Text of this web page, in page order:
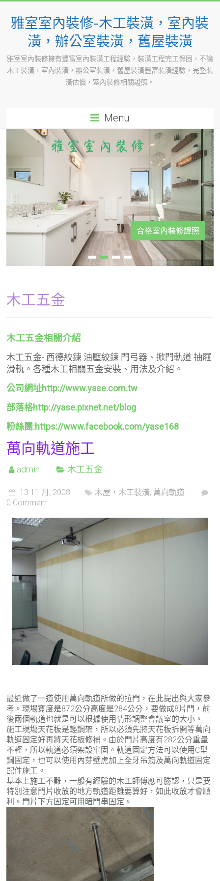
content
雅室室內裝修-木工裝潢，室內裝
潢，辦公室裝潢，舊屋裝潢
雅室室內裝修擁有豐富室內裝潢工程經驗，裝潢工程完工保固，不論
木工裝潢，室內裝潢，辦公室裝潢，舊屋裝潢豐富裝潢經驗，完整裝
潢估價，室內裝修相關證照。
Menu
合格室內裝修證照
木工五金
木工五金相關介紹
木工五金- 西德絞鍊 油壓絞鍊 門弓器、掀門軌道 抽屜
滑軌。各種木工相關五金安裝、用法及介紹。
公司網址http://www.yase.com.tw
部落格http://yase.pixnet.net/blog
粉絲團:https://www.facebook.com/yase168
萬向軌道施工
admin 木工五金
13 11 月, 2008 木屋，木工裝潢, 萬向軌道
0 Comment
最近做了一道使用萬向軌道所做的拉門，在此提出與大家參
考。現場寬度是872公分高度是284公分，要做成8片門，前
後兩個軌道也就是可以根據使用情形調整會議室的大小。
施工現塲天花板是輕鋼架，所以必須先將天花板拆開等萬向
軌道固定好再將天花板修補。由於門片高度有282公分重量
不輕，所以軌道必須架設牢固。軌道固定方法可以使用C型
鋼固定，也可以使用內芽壁虎加上全牙吊筋及萬向軌道固定
配件施工。
基本上施工不難，一般有經驗的木工師傅應可勝認，只是要
特別注意門片收放的地方軌道距離要算好，如此收放才會順
利。門片下方固定可用暗門串固定。